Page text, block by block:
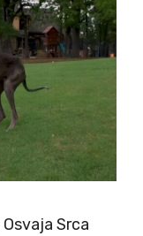
Srca